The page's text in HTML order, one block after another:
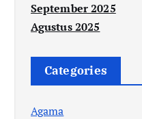
September 2025
Agustus 2025
Categories
Agama